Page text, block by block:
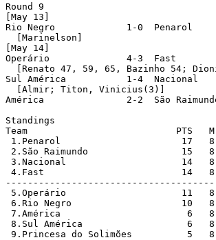
Round 9
[May 13]
Rio Negro             1-0  Penarol
  [Marinelson]
[May 14]
Operário              4-3  Fast
[Renato 47, 59, 65, Bazinho 54;
Sul América           1-4  Nacional
  [Almir; Titon, Vinicius(3)]
América               2-2  São
Standings
Team                           PTS   M
1.Penarol                      17   8
2.São Raimundo                 15
3.Nacional                     14   8
4.Fast                         14   8
5.Operário                     11   8
6.Rio Negro                    10   8
7.América                       6   8
8.Sul América                   6   8
9.Princesa do Solimões          5